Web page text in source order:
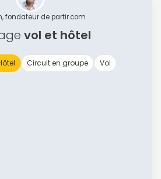
fondateur de partir.com
vol et hôtel
Circuit en groupe Vol